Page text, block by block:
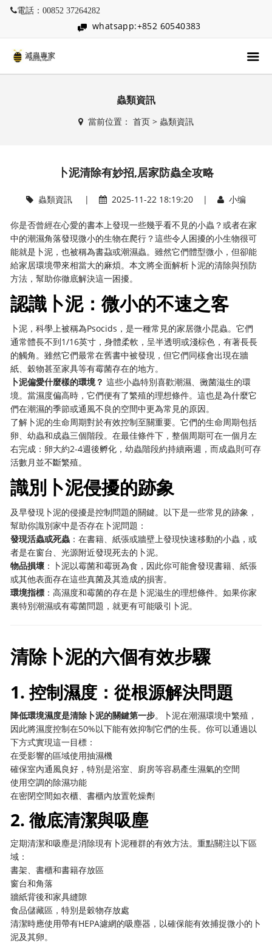
電話：00852 37264282
whatsapp:+852 60540383
蟲類資訊
當前位置： 首页> 蟲類資訊
卜泥清除有妙招,居家防蟲全攻略
蟲類資訊| 2025-11-22 18:19:20 | 小编
你是否曾經在心愛的書本上發現一些幾乎看不見的小蟲？或者在家
中的潮濕角落發現微小的生物在爬行？這些令人困擾的小生物很可
能就是卜泥，也被稱為書蝨或潮濕蟲。雖然它們體型微小，但卻能
給家居環境帶來相當大的麻煩。本文將全面解析卜泥的清除與預防
方法，幫助你徹底解決這一困擾。
認識卜泥：微小的不速之客
卜泥，科學上被稱為Psocids，是一種常見的家居微小昆蟲。它們
通常體長不到1/16英寸，身體柔軟，呈半透明或淺棕色，有著長長
的觸角。雖然它們最常在舊書中被發現，但它們同樣會出現在牆
紙、穀物甚至家具等有霉菌存在的地方。
卜泥偏愛什麼樣的環境？ ​ 這些小蟲特別喜歡潮濕、黴菌滋生的環
境。當濕度偏高時，它們便有了繁殖的理想條件。這也是為什麼它
們在潮濕的季節或通風不良的空間中更為常見的原因。
了解卜泥的生命周期對於有效控制至關重要。它們的生命周期包括
卵、幼蟲和成蟲三個階段。在最佳條件下，整個周期可在一個月左
右完成：卵大約2-4週後孵化，幼蟲階段約持續兩週，而成蟲則可存
活數月並不斷繁殖。
識別卜泥侵擾的跡象
及早發現卜泥的侵擾是控制問題的關鍵。以下是一些常見的跡象，
幫助你識別家中是否存在卜泥問題：
發現活蟲或死蟲 ：在書籍、紙張或牆壁上發現快速移動的小蟲，或
者是在窗台、光源附近發現死去的卜泥。
物品損壞 ：卜泥以霉菌和霉斑為食，因此你可能會發現書籍、紙張
或其他表面存在這些真菌及其造成的損害。
環境指標 ：高濕度和霉菌的存在是卜泥滋生的理想條件。如果你家
裏特別潮濕或有霉菌問題，就更有可能吸引卜泥。
清除卜泥的六個有效步驟
1. 控制濕度：從根源解決問題
降低環境濕度是清除卜泥的關鍵第一步。卜泥在潮濕環境中繁殖，
因此將濕度控制在50%以下能有效抑制它們的生長。你可以通過以
下方式實現這一目標：
在受影響的區域使用抽濕機
確保室內通風良好，特別是浴室、廚房等容易產生濕氣的空間
使用空調的除濕功能
在密閉空間如衣櫃、書櫃內放置乾燥劑
2. 徹底清潔與吸塵
定期清潔和吸塵是消除現有卜泥種群的有效方法。重點關注以下區
域：
書架、書櫃和書籍存放區
窗台和角落
牆紙背後和家具縫隙
食品儲藏區，特別是穀物存放處
清潔時應使用帶有HEPA濾網的吸塵器，以確保能有效捕捉微小的卜
泥及其卵。